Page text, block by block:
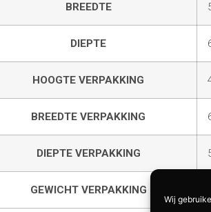
Wij
BREEDTE
DIEPTE
HOOGTE VERPAKKING
BREEDTE VERPAKKING
DIEPTE VERPAKKING
GEWICHT VERPAKKING